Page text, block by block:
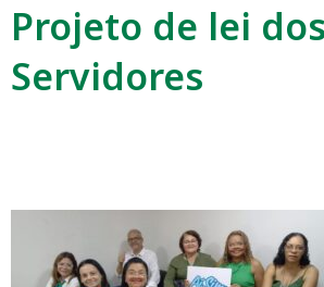
Projeto de lei dos
Servidores